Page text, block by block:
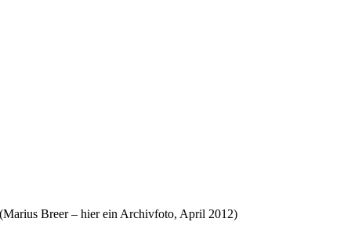
(Marius Breer – hier ein Archivfoto, April 2012)